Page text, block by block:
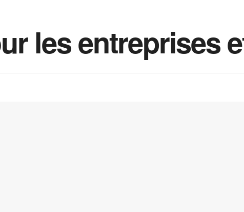
les entreprises